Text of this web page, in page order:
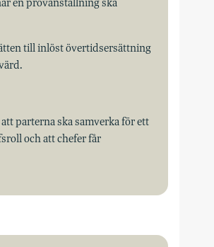
en provanställning ska
till inlöst övertidsersättning
parterna ska samverka för ett
och att chefer får